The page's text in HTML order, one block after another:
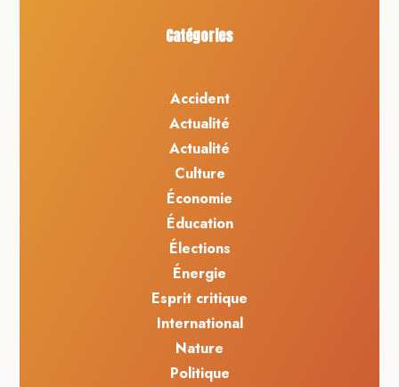
Catégories
Accident
Actualité
Actualité
Culture
Économie
Éducation
Élections
Énergie
Esprit critique
International
Nature
Politique